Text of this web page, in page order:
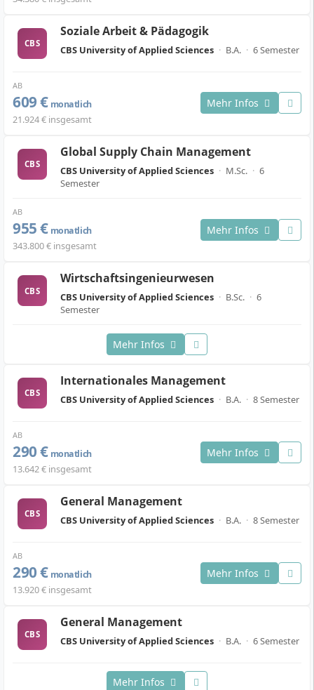
CBS
Soziale Arbeit & Pädagogik
CBS University of Applied Sciences · B.A. · 6 Semester
AB
609 € monatlich
21.924 € insgesamt
Mehr Infos
CBS
Global Supply Chain Management
CBS University of Applied Sciences · M.Sc. · 6
Semester
AB
955 € monatlich
343.800 € insgesamt
Mehr Infos
CBS
Wirtschaftsingenieurwesen
CBS University of Applied Sciences · B.Sc. · 6
Semester
Mehr Infos
CBS
Internationales Management
CBS University of Applied Sciences · B.A. · 8 Semester
AB
290 € monatlich
13.642 € insgesamt
Mehr Infos
CBS
General Management
CBS University of Applied Sciences · B.A. · 8 Semester
AB
290 € monatlich
13.920 € insgesamt
Mehr Infos
CBS
General Management
CBS University of Applied Sciences · B.A. · 6 Semester
Mehr Infos